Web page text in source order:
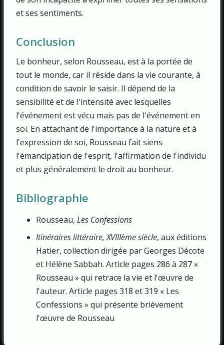
et ses sentiments.
Conclusion
Le bonheur, selon Rousseau, est à la portée de
tout le monde, car il réside dans la vie courante, à
condition de savoir le saisir. Il dépend de la
sensibilité et de l'intensité avec lesquelles
l'événement est vécu mais pas de l'événement en
soi. En attachant de l'importance à la nature et à
l'expression de soi, Rousseau fait siens
l'émancipation de l'esprit, l'affirmation de l'individu
et plus généralement le droit au bonheur.
Bibliographie
Rousseau, Les Confessions
Itinéraires littéraire, XVIIIème siècle, aux éditions
Hatier, collection dirigée par Georges Décote
et Hélène Sabbah. Article pages 286 à 287 «
Rousseau » qui retrace la vie et l'œuvre de
l'auteur. Article pages 318 et 319 « Les
Confessions » qui présente brièvement
l'œuvre de Rousseau